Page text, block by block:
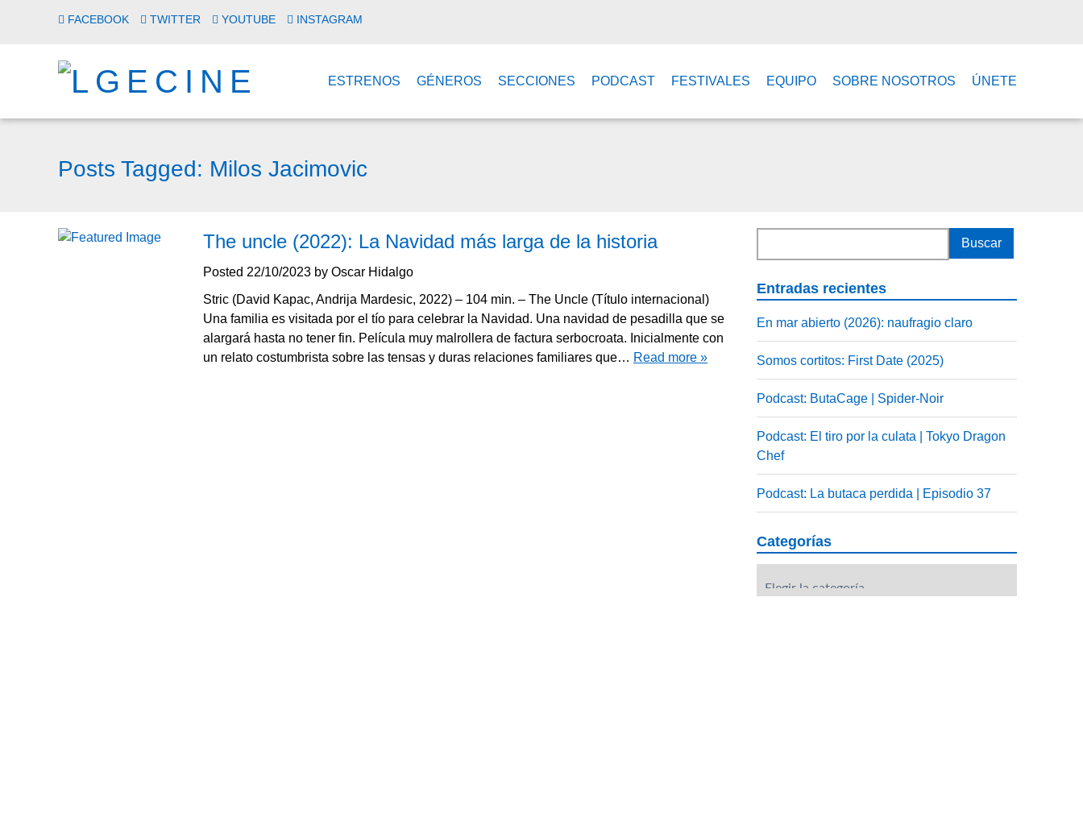
FACEBOOK TWITTER YOUTUBE INSTAGRAM
ESTRENOS GÉNEROS SECCIONES PODCAST FESTIVALES EQUIPO SOBRE NOSOTROS ÚNETE
Posts Tagged: Milos Jacimovic
The uncle (2022): La Navidad más larga de la historia
Posted 22/10/2023 by Oscar Hidalgo
Stric (David Kapac, Andrija Mardesic, 2022) – 104 min. – The Uncle (Título internacional)
Una familia es visitada por el tío para celebrar la Navidad. Una navidad de pesadilla que se
alargará hasta no tener fin. Película muy malrollera de factura serbocroata. Inicialmente con
un relato costumbrista sobre las tensas y duras relaciones familiares que… Read more »
Entradas recientes
En mar abierto (2026): naufragio claro
Somos cortitos: First Date (2025)
Podcast: ButaCage | Spider-Noir
Podcast: El tiro por la culata | Tokyo Dragon
Chef
Podcast: La butaca perdida | Episodio 37
Categorías